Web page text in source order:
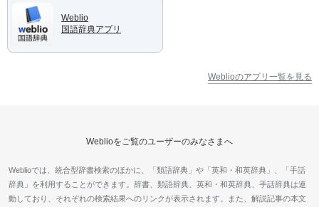
Weblio
国語辞典アプリ
Weblioのアプリ一覧を見る
Weblioをご覧のユーザーのみなさまへ
Weblioでは、統合型辞書検索のほかに、「類語辞典」や「英和・和英辞典」、「手話
辞典」を利用することができます。辞書、類語辞典、英和・和英辞典、手話辞典は連
動しており、それぞれの検索結果へのリンクが表示されます。また、解説記事の本文